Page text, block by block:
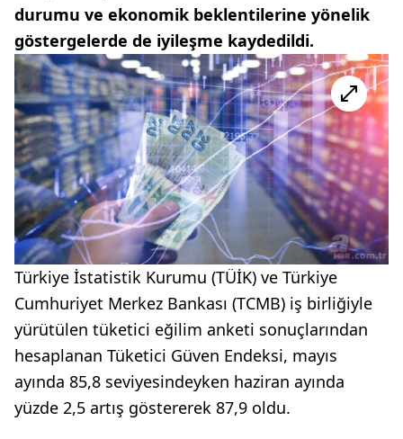
durumu ve ekonomik beklentilerine yönelik
göstergelerde de iyileşme kaydedildi.
Türkiye İstatistik Kurumu (TÜİK) ve Türkiye
Cumhuriyet Merkez Bankası (TCMB) iş birliğiyle
yürütülen tüketici eğilim anketi sonuçlarından
hesaplanan Tüketici Güven Endeksi, mayıs
ayında 85,8 seviyesindeyken haziran ayında
yüzde 2,5 artış göstererek 87,9 oldu.